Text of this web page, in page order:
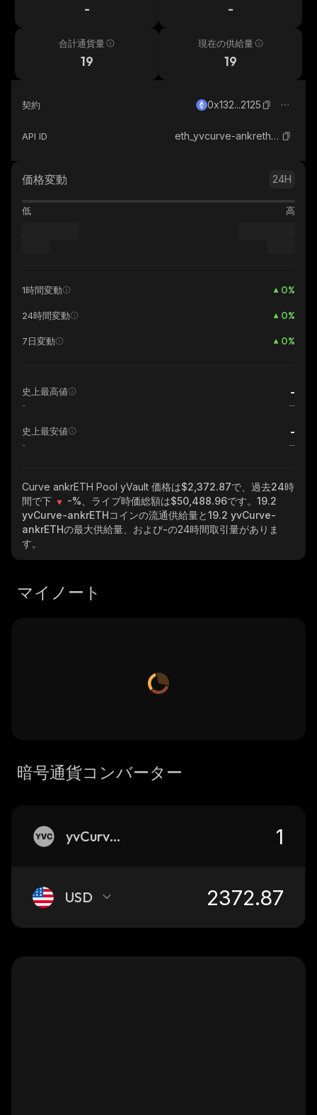
- -
合計通貨量
19
現在の供給量
19
契約 0x132...2125
API ID eth_yvcurve-ankreth_0x132d8d2c76db3812403431facb00f3453fc42125
価格変動 24H
低 高
1時間変動 0%
24時間変動 0%
7日変動 0%
史上最高値 -
-
史上最安値 -
-
Curve ankrETH Pool yVault 価格は$2,372.87で、過去24時
間で下
-% 、ライブ時価総額は$50,488.96です。 19.2
yvCurve-ankrETHコインの流通供給量と19.2 yvCurve-
ankrETHの最大供給量、および-の24時間取引量がありま
す。
マイノート
暗号通貨コンバーター
yvCurve-ankrETH
USD